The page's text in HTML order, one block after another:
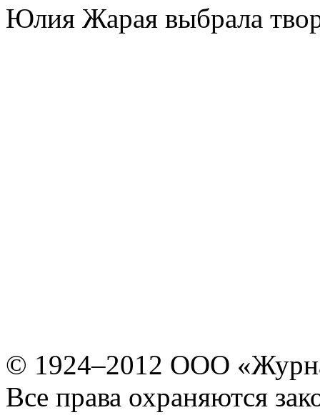
Юлия Жарая выбрала
© 1924–2012 ООО
Все права охраняются